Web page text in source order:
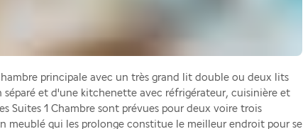
principale avec un très grand lit double ou deux lits
séparé et d'une kitchenette avec réfrigérateur, cuisinière et
Suites 1 Chambre sont prévues pour deux voire trois
meublé qui les prolonge constitue le meilleur endroit pour se